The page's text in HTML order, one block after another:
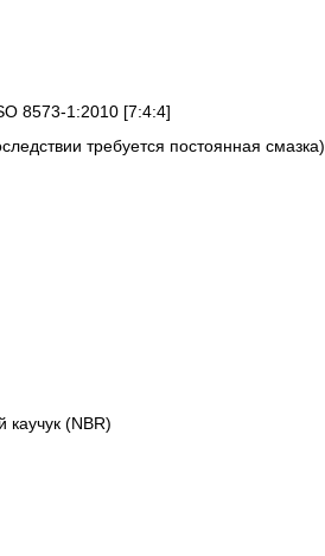
8573-1:2010 [7:4:4]
требуется постоянная смазка)
каучук (NBR)